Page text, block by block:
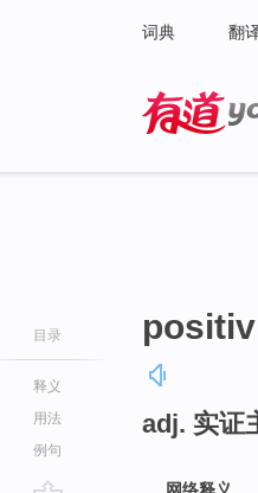
词典 翻
目录
释义
用法
例句
adj. 实证